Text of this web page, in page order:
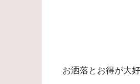
お洒落とお得が大